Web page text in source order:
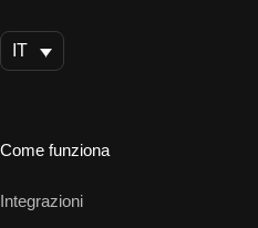
IT
Come funziona
Integrazioni